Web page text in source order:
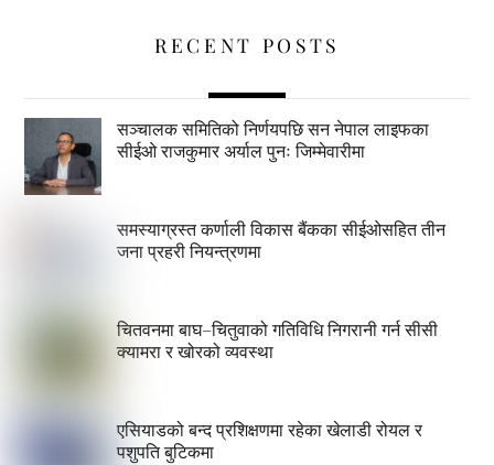
RECENT POSTS
सञ्चालक समितिको निर्णयपछि सन नेपाल लाइफका
सीईओ राजकुमार अर्याल पुनः जिम्मेवारीमा
समस्याग्रस्त कर्णाली विकास बैंकका सीईओसहित तीन
जना प्रहरी नियन्त्रणमा
चितवनमा बाघ–चितुवाको गतिविधि निगरानी गर्न सीसी
क्यामरा र खोरको व्यवस्था
एसियाडको बन्द प्रशिक्षणमा रहेका खेलाडी रोयल र
पशुपति बुटिकमा